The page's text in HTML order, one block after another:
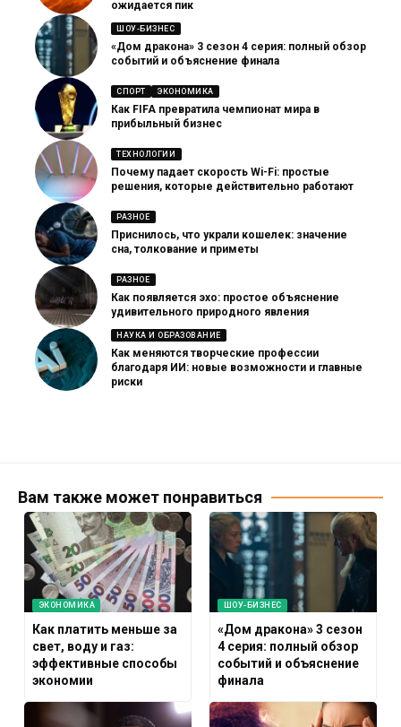
ожидается пик
ШОУ-БИЗНЕС
«Дом дракона» 3 сезон 4 серия: полный обзор
событий и объяснение финала
СПОРТ ЭКОНОМИКА
Как FIFA превратила чемпионат мира в
прибыльный бизнес
ТЕХНОЛОГИИ
Почему падает скорость Wi-Fi: простые
решения, которые действительно работают
РАЗНОЕ
Приснилось, что украли кошелек: значение
сна, толкование и приметы
РАЗНОЕ
Как появляется эхо: простое объяснение
удивительного природного явления
НАУКА И ОБРАЗОВАНИЕ
Как меняются творческие профессии
благодаря ИИ: новые возможности и главные
риски
Вам также может понравиться
ЭКОНОМИКА
Как платить меньше за
свет, воду и газ:
эффективные способы
экономии
ШОУ-БИЗНЕС
«Дом дракона» 3 сезон
4 серия: полный обзор
событий и объяснение
финала